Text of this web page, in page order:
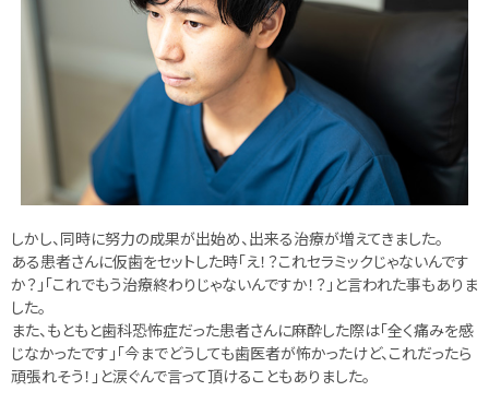
しかし、同時に努力の成果が出始め、出来る治療が増えてきました。
ある患者さんに仮歯をセットした時「え！？これセラミックじゃないんです
か？」「これでもう治療終わりじゃないんですか！？」と言われた事もありま
した。
また、もともと歯科恐怖症だった患者さんに麻酔した際は「全く痛みを感
じなかったです」「今までどうしても歯医者が怖かったけど、これだったら
頑張れそう！」と涙ぐんで言って頂けることもありました。